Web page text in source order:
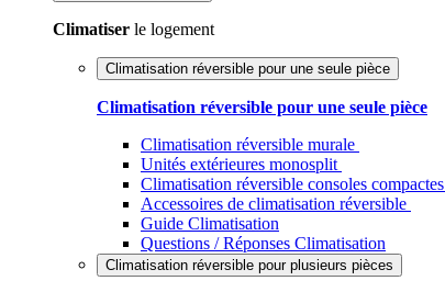
Climatiser le logement
Climatisation réversible pour une seule pièce
Climatisation réversible pour une seule pièce
Climatisation réversible murale
Unités extérieures monosplit
Climatisation réversible consoles compactes
Accessoires de climatisation réversible
Guide Climatisation
Questions / Réponses Climatisation
Climatisation réversible pour plusieurs pièces